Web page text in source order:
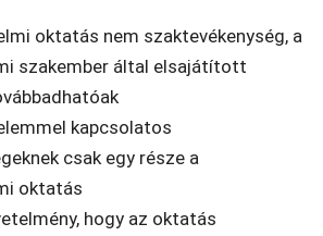
oktatás nem szaktevékenység, a
szakember által elsajátított
kapcsolatos
csak egy része a
oktatás
hogy az oktatás